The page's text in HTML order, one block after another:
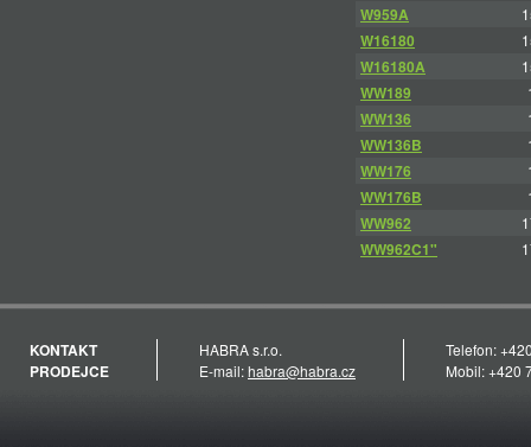
W959A
W16180
W16180A
WW189
WW136
WW136B
WW176
WW176B
WW962
WW962C1"
KONTAKT
PRODEJCE
HABRA s.r.o.
E-mail:habra@habra.cz
Telefon:
Mobil: +420